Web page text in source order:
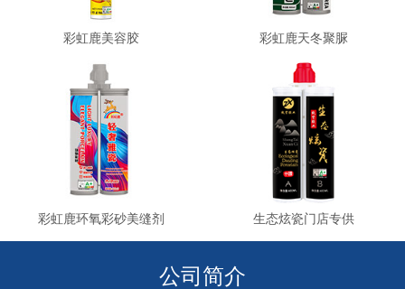
彩虹鹿美容胶 彩虹鹿天冬聚脲
彩虹鹿环氧彩砂美缝剂 生态炫瓷门店专供
公司简介